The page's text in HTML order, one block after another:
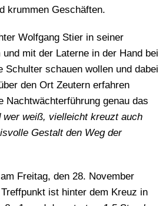
krummen Geschäften.
Wolfgang Stier in seiner
mit der Laterne in der Hand bei
Schulter schauen wollen und dabei
den Ort Zeutern erfahren
Nachtwächterführung genau das
wer weiß, vielleicht kreuzt auch
Gestalt den Weg der
Freitag, den 28. November
ist hinter dem Kreuz in